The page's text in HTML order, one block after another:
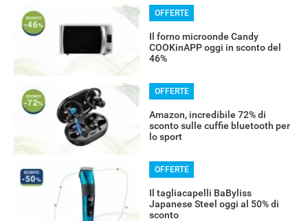
OFFERTE
Il forno microonde Candy
COOKinAPP oggi in sconto del
46%
OFFERTE
Amazon, incredibile 72% di
sconto sulle cuffie bluetooth per
lo sport
OFFERTE
Il tagliacapelli BaByliss
Japanese Steel oggi al 50% di
sconto